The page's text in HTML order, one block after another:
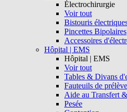
Électrochirurgie
Voir tout
Bistouris
Pincettes Bipolaires
Accessoires
Hôpital | EMS
Hôpital | EMS
Voir tout
Tables & Divans
Fauteuils de
Aide au Transfert
Pesée